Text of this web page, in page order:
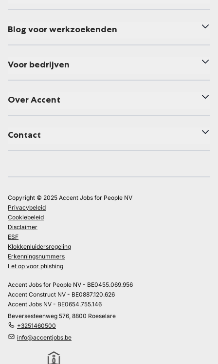
Blog voor werkzoekenden
Voor bedrijven
Over Accent
Contact
Copyright © 2025 Accent Jobs for People NV
Privacybeleid
Cookiebeleid
Disclaimer
ESF
Klokkenluidersregeling
Erkenningsnummers
Let op voor phishing
Accent Jobs for People NV - BE0455.069.956
Accent Construct NV - BE0887.120.626
Accent Jobs NV - BE0654.755.146
Beversesteenweg 576, 8800 Roeselare
+3251460500
info@accentjobs.be